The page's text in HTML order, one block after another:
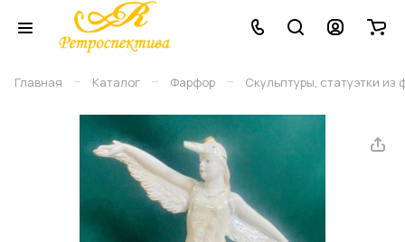
Главная – Каталог – Фарфор – Скульптуры, статуэтки из